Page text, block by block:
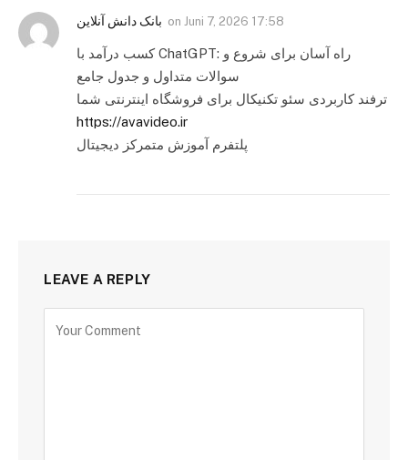
بانک دانش آنلاین on Juni 7, 2026 17:58
کسب درآمد با ChatGPT: راه آسان برای شروع و
سوالات متداول و جدول جامع
ترفند کاربردی سئو تکنیکال برای فروشگاه اینترنتی شما
https://avavideo.ir
پلتفرم آموزش متمرکز دیجیتال
LEAVE A REPLY